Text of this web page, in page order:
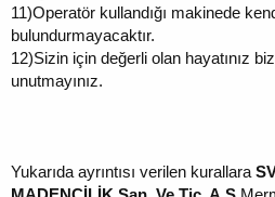
11)Operatör kullandığı makinede
bulundurmayacaktır.
12)Sizin için değerli olan hayatınız
unutmayınız.
Yukarıda ayrıntısı verilen kurallara